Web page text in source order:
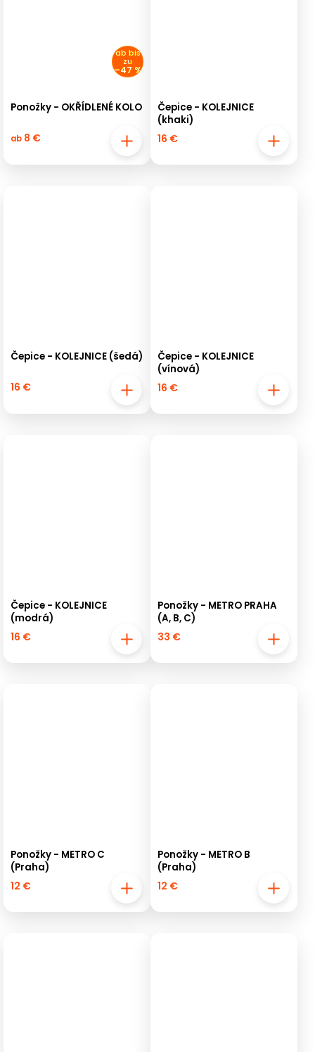
ab bis
zu
–47 %
Ponožky - OKŘÍDLENÉ KOLO
ab 8 €
Čepice - KOLEJNICE
(khaki)
16 €
Čepice - KOLEJNICE (šedá)
16 €
Čepice - KOLEJNICE
(vínová)
16 €
Čepice - KOLEJNICE
(modrá)
16 €
Ponožky - METRO PRAHA
(A, B, C)
33 €
Ponožky - METRO C
(Praha)
12 €
Ponožky - METRO B
(Praha)
12 €